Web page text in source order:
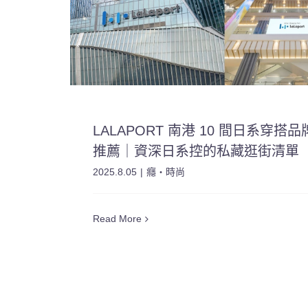
LALAPORT 南港 10 間日系穿搭品
推薦｜資深日系控的私藏逛街清單
2025.8.05 | 癮・時尚
Read More